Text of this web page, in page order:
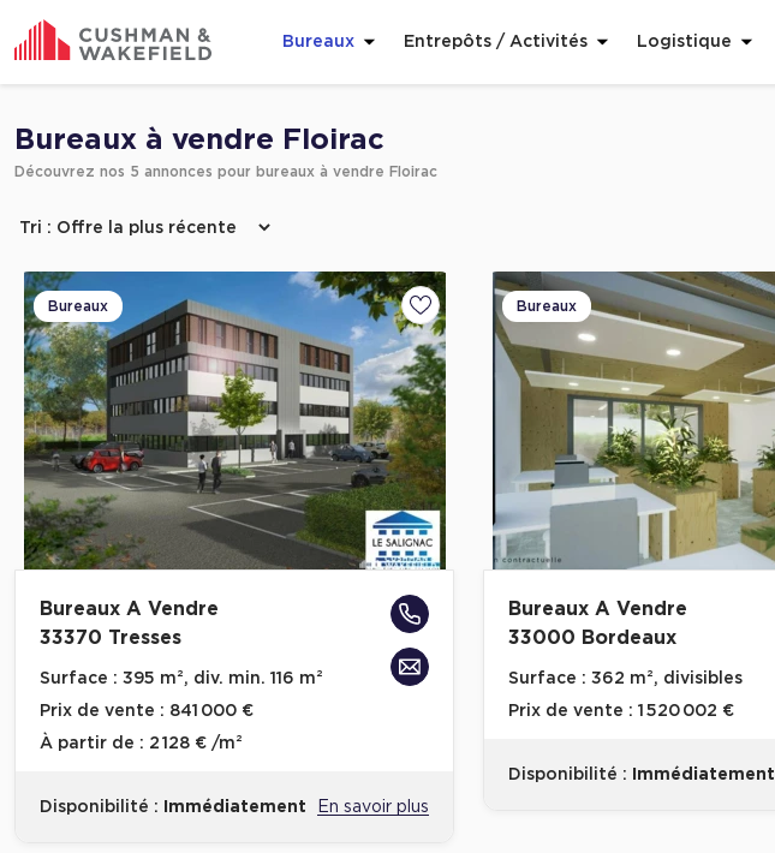
Bureaux Entrepôts / Activités Logistique
Bureaux à vendre Floirac
Découvrez nos 5 annonces pour bureaux à vendre Floirac
Bureaux
Ajouter aux favoris
Bureaux A Vendre
33370 Tresses
Surface : 395 m², div. min. 116 m²
Prix de vente : 841 000 €
À partir de : 2 128 € /m²
Disponibilité : Immédiatement En savoir plus
Bureaux
Bureaux A Vendre
33000 Bordeaux
Surface : 362 m², divisibles
Prix de vente :1 520 002 €
Disponibilité : Immédiatement